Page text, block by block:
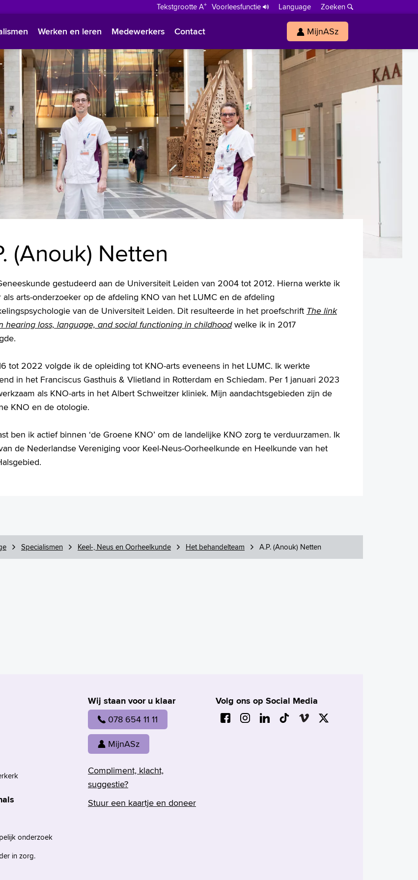
Tekstgrootte A+ Voorleesfunctie Language
Zoeken
Polski
Türkçe
Arabisch
Werken en leren Medewerkers Contact MijnASz
(Anouk) Netten
gestudeerd aan de Universiteit Leiden van 2004 tot 2012. Hierna werkte ik
als arts-onderzoeker op de afdeling KNO van het LUMC en de afdeling
van de Universiteit Leiden. Dit resulteerde in het proefschrift The link
hearing loss, language, and social functioning in childhoodwelke ik in 2017
tot 2022 volgde ik de opleiding tot KNO-arts eveneens in het LUMC. Ik werkte
in het Franciscus Gasthuis & Vlietland in Rotterdam en Schiedam. Per 1 januari 2023
als KNO-arts in het Albert Schweitzer kliniek. Mijn aandachtsgebieden zijn de
KNO en de otologie.
ben ik actief binnen ‘de Groene KNO’ om de landelijke KNO zorg te verduurzamen. Ik
de Nederlandse Vereniging voor Keel-Neus-Oorheelkunde en Heelkunde van het
Specialismen Keel-, Neus en Oorheelkunde Het behandelteam A.P. (Anouk) Netten
Wij staan voor u klaar
078 654 11 11
MijnASz
Compliment, klacht,
suggestie?
Stuur een kaartje en doneer
Volg ons op Social Media
onderzoek
in zorg.